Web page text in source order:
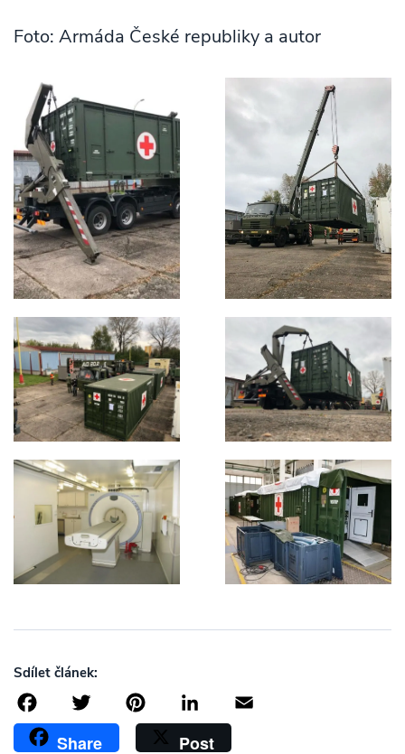
Foto: Armáda České republiky a autor
Sdílet článek:
FacebookTwitterPinterestLinkedIn
Share Post